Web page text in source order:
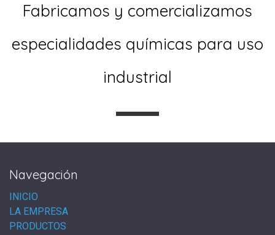
Fabricamos y comercializamos
especialidades químicas para uso
industrial
Navegación
INICIO
LA EMPRESA
PRODUCTOS